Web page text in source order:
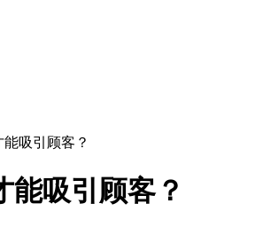
吸引顾客？
能吸引顾客？